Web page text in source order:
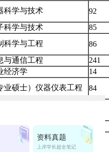
科学与技术
92
科学与技术
85
科学与工程
86
与通信工程
241
经济学
14
业硕士）仪器仪表工程 84
业硕士）工业工程
8
业硕士）控制工程
67